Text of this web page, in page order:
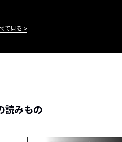
て見る
読みもの